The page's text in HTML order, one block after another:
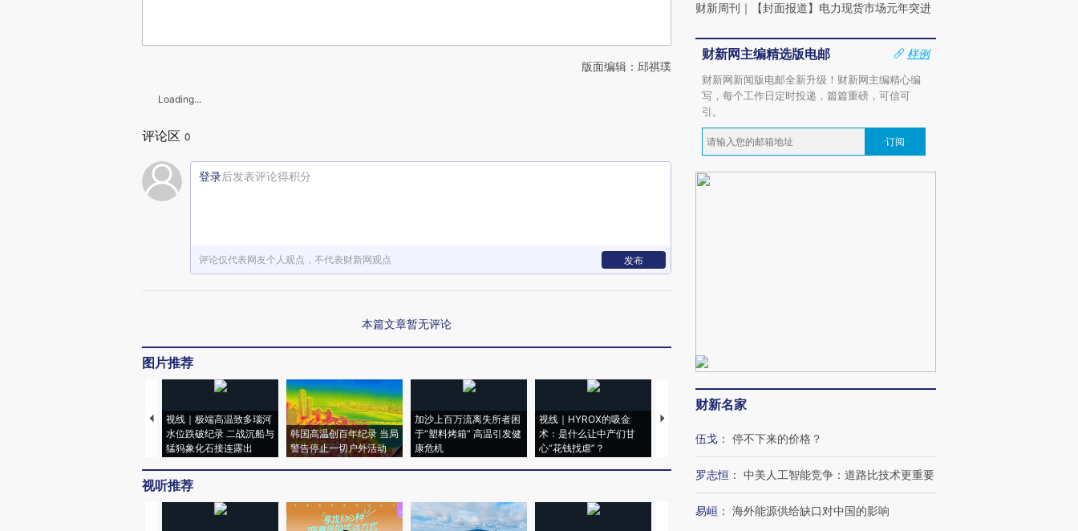
版面编辑：邱祺璞
Loading...
评论区 0
登录后发表评论得积分
评论仅代表网友个人观点，不代表财新网观点 发布
本篇文章暂无评论
图片推荐
视线｜极端高温致多瑙河
水位跌破纪录 二战沉船与
猛犸象化石接连露出
韩国高温创百年纪录 当局
警告停止一切户外活动
加沙上百万流离失所者困
于“塑料烤箱” 高温引发健
康危机
视线｜HYROX的吸金
术：是什么让中产们甘
心“花钱找虐”？
马航飞行员跨国走私7万
粒摇头丸 尿检体内含3种
度Z世代 用街头抗争将教
育部长拱下台
视听推荐
财新周刊 ｜ 【封面报道】电力现货市场元年突进
财新网主编精选版电邮
样例
财新网新闻版电邮全新升级！财新网主编精心编
写，每个工作日定时投递，篇篇重磅，可信可
引。
订阅
财新名家
伍戈 ： 停不下来的价格？
罗志恒 ： 中美人工智能竞争：道路比技术更重要
易峘 ： 海外能源供给缺口对中国的影响